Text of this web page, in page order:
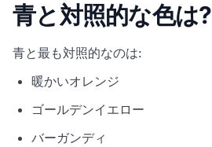
青と対照的な色は?
青と最も対照的なのは:
暖かいオレンジ
ゴールデンイエロー
バーガンディ